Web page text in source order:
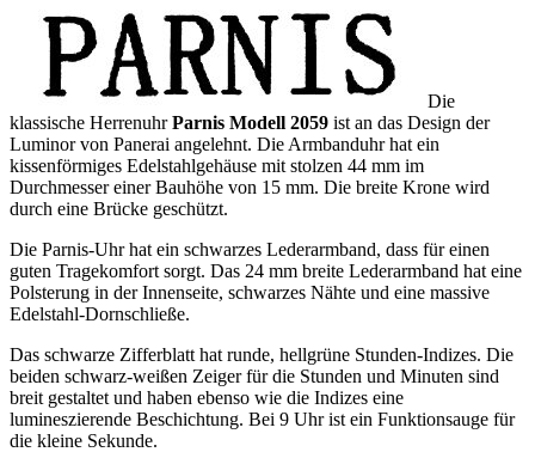
Die
klassische HerrenuhrParnis Modell 2059 ist an das Design der
Luminor von Panerai angelehnt. Die Armbanduhr hat ein
kissenförmiges Edelstahlgehäuse mit stolzen 44 mm im
Durchmesser einer Bauhöhe von 15 mm. Die breite Krone wird
durch eine Brücke geschützt.
Die Parnis-Uhr hat ein schwarzes Lederarmband, dass für einen
guten Tragekomfort sorgt. Das 24 mm breite Lederarmband hat eine
Polsterung in der Innenseite, schwarzes Nähte und eine massive
Edelstahl-Dornschließe.
Das schwarze Zifferblatt hat runde, hellgrüne Stunden-Indizes. Die
beiden schwarz-weißen Zeiger für die Stunden und Minuten sind
breit gestaltet und haben ebenso wie die Indizes eine
lumineszierende Beschichtung. Bei 9 Uhr ist ein Funktionsauge für
die kleine Sekunde.